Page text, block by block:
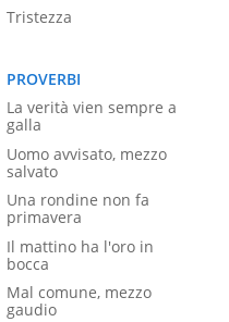
Tristezza
PROVERBI
La verità vien sempre a
galla
Uomo avvisato, mezzo
salvato
Una rondine non fa
primavera
Il mattino ha l'oro in
bocca
Mal comune, mezzo
gaudio